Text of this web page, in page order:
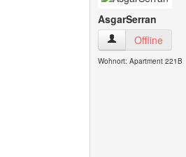
AsgarSerran
AsgarSerran
Offline
Wohnort: Apartment 221B